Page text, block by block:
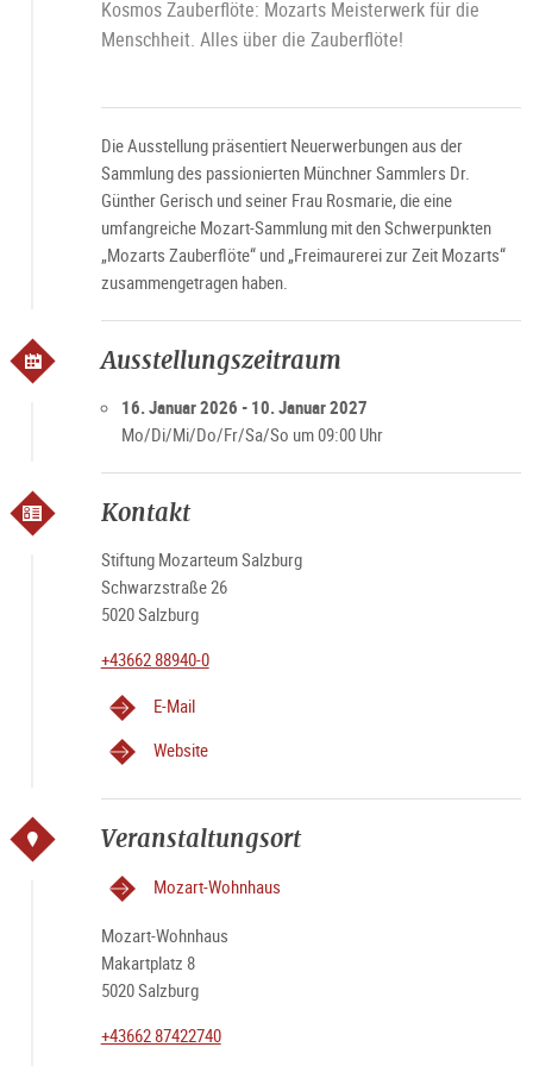
Kosmos Zauberflöte: Mozarts Meisterwerk für die
Menschheit. Alles über die Zauberflöte!
Die Ausstellung präsentiert Neuerwerbungen aus der
Sammlung des passionierten Münchner Sammlers Dr.
Günther Gerisch und seiner Frau Rosmarie, die eine
umfangreiche Mozart-Sammlung mit den Schwerpunkten
„Mozarts Zauberflöte“ und „Freimaurerei zur Zeit Mozarts“
zusammengetragen haben.
Ausstellungszeitraum
16. Januar 2026 - 10. Januar 2027
Mo/Di/Mi/Do/Fr/Sa/So um 09:00 Uhr
Kontakt
Stiftung Mozarteum Salzburg
Schwarzstraße 26
5020 Salzburg
+43662 88940-0
E-Mail
Website
Veranstaltungsort
Mozart-Wohnhaus
Mozart-Wohnhaus
Makartplatz 8
5020 Salzburg
+43662 87422740